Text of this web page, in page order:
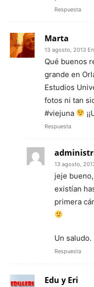
Respuesta
Marta
13 agosto, 2013
Qué buenos
grande en
Estudios
fotos ni tan
#viejuna
Respuesta
13 agosto,
jeje
existían
primera
Un saludo.
Respuesta
Edu y Eri